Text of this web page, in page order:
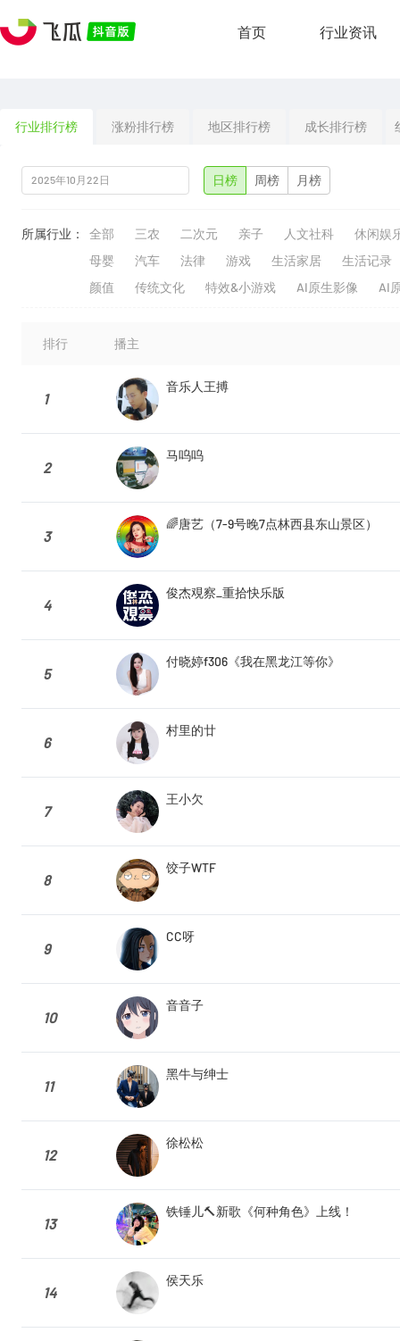
首页 行业资讯
行业排行榜 涨粉排行榜 地区排行榜 成长排行榜
日榜 周榜 月榜
所属行业： 全部 三农 二次元 亲子 人文社科
休闲娱
母婴
汽车 法律 游戏 生活家居
生活记录
颜值
传统文化 特效&小游戏 AI原生影像 AI
排行 播主
1
音乐人王搏
2
马呜呜
3
🌈唐艺（7-9号晚7点林西县东山景区）
4
俊杰覌察_重拾快乐版
5
付晓婷f306《我在黑龙江等你》
6
村里的廿
7
王小欠
8
饺子WTF
9
CC呀
10
音音子
11
黑牛与绅士
12
徐松松
13
铁锤儿🔨新歌《何种角色》上线！
14
侯天乐